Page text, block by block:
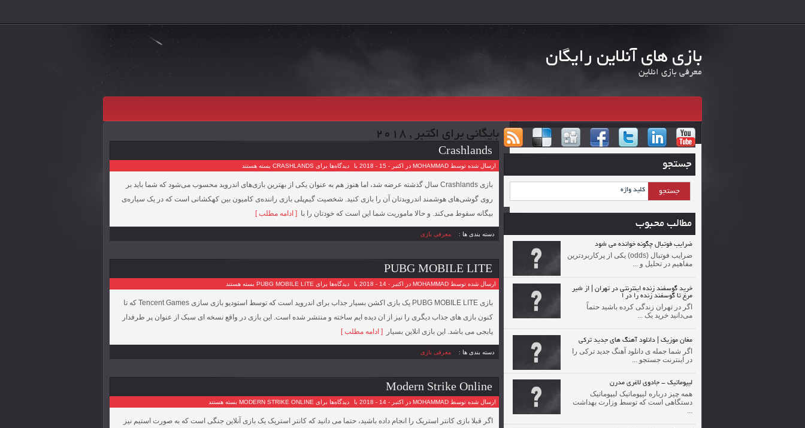
بازی های آنلاین رایگان
معرفی بازی انلاین
بایگانی برای اکتبر , 2018
Crashlands
ارسال شده توسط MOHAMMAD در اکتبر - 15 - 2018 با دیدگاه‌ها برای CRASHLANDS بسته هستند
بازی Crashlands سال گذشته عرضه شد، اما هنوز هم به عنوان یکی از بهترین بازی‌های اندروید محسوب می‌شود که شما باید بر
روی گوشی‌های هوشمند اندروید‌تان آن را بازی کنید. شخصیت گیم‌پلی بازی راننده‌ی کامیون بین کهکشانی است که در یک سیاره‌ی
بیگانه سقوط می‌کند. و حالا ماموریت شما این است که خودتان را با [ ادامه مطلب ]
دسته بندی ها : معرفی بازی
PUBG MOBILE LITE
ارسال شده توسط MOHAMMAD در اکتبر - 14 - 2018 با دیدگاه‌ها برای PUBG MOBILE LITE بسته هستند
بازی PUBG MOBILE LITE یک بازی اکشن بسیار جذاب برای اندروید است که توسط استودیو بازی سازی Tencent Games‏ که تا
کنون بازی های جذاب دیگری را نیز از ان دیده ایم ساخته و منتشر شده است. این بازی در واقع نسخه ای سبک از عنوان پر طرفدار
پابجی می باشد. این بازی انلاین بسیار
[ ادامه مطلب ]
دسته بندی ها : معرفی بازی
Modern Strike Online
ارسال شده توسط MOHAMMAD در اکتبر - 14 - 2018 با دیدگاه‌ها برای MODERN STRIKE ONLINE بسته هستند
اگر قبلا بازی کانتر استریک را انجام داده باشید، حتما می دانید که کانتر استریک یک بازی آنلاین جنگی است که به صورت استیم نیز
جستجو
مطالب محبوب
ضرایب فوتبال چگونه خوانده می شود
ضرایب فوتبال (odds) یکی از پرکاربردترین
مفاهیم در تحلیل و ...
خرید گوسفند زنده اینترنتی در تهران | از شیر
مرغ تا گوسفند زنده را در ا
اگر در تهران زندگی کرده باشید حتماً
می‌دانید خرید یک ...
مغان موزیک | دانلود آهنگ های جدید ترکی
اگر شما جمله ی دانلود آهنگ جدید ترکی را
در اینترنت جستجو ...
لیپوماتیک - جادوی لاغری مدرن
همه چیز درباره لیپوماتیک لیپوماتیک
دستگاهی است که توسط وزارت بهداشت
...